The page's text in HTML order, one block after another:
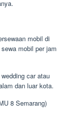
mobil di
mobil per jam
car atau
dan luar kota.
8 Semarang)